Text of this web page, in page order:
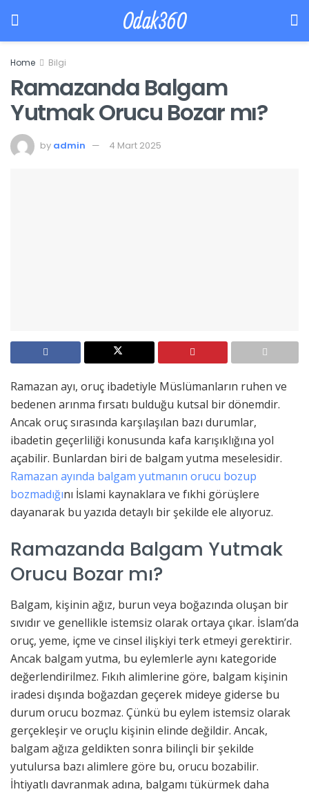
Odak360
Home Bilgi
Ramazanda Balgam
Yutmak Orucu Bozar mı?
by admin 4 Mart 2025
Ramazan ayı, oruç ibadetiyle Müslümanların ruhen ve
bedenen arınma fırsatı bulduğu kutsal bir dönemdir.
Ancak oruç sırasında karşılaşılan bazı durumlar,
ibadetin geçerliliği konusunda kafa karışıklığına yol
açabilir. Bunlardan biri de balgam yutma meselesidir.
Ramazan ayında balgam yutmanın orucu bozup
bozmadığını İslami kaynaklara ve fıkhi görüşlere
dayanarak bu yazıda detaylı bir şekilde ele alıyoruz.
Ramazanda Balgam Yutmak
Orucu Bozar mı?
Balgam, kişinin ağız, burun veya boğazında oluşan bir
sıvıdır ve genellikle istemsiz olarak ortaya çıkar. İslam’da
oruç, yeme, içme ve cinsel ilişkiyi terk etmeyi gerektirir.
Ancak balgam yutma, bu eylemlerle aynı kategoride
değerlendirilmez. Fıkıh alimlerine göre, balgam kişinin
iradesi dışında boğazdan geçerek mideye giderse bu
durum orucu bozmaz. Çünkü bu eylem istemsiz olarak
gerçekleşir ve oruçlu kişinin elinde değildir. Ancak,
balgam ağıza geldikten sonra bilinçli bir şekilde
yutulursa bazı alimlere göre bu, orucu bozabilir.
İhtiyatlı davranmak adına, balgamı tükürmek daha